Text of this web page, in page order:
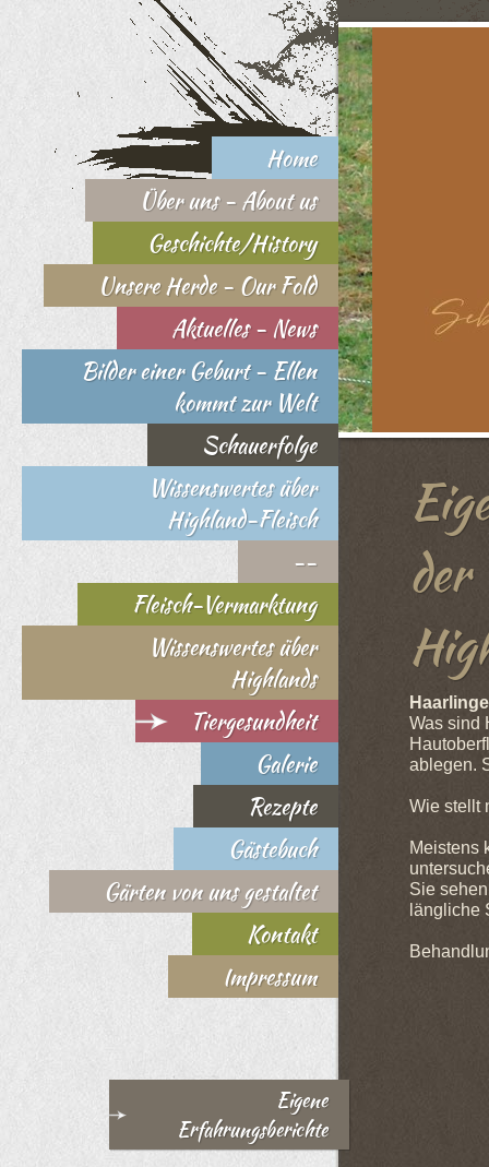
Home
Über uns - About us
Geschichte/History
Unsere Herde - Our Fold
Aktuelles - News
Bilder einer Geburt - Ellen
kommt zur Welt
Schauerfolge
Wissenswertes über
Highland-Fleisch
--
Fleisch-Vermarktung
Wissenswertes über
Highlands
Tiergesundheit
Galerie
Rezepte
Gästebuch
Gärten von uns gestaltet
Kontakt
Impressum
Eigene
Erfahrungsberichte
der
Was sind
ablegen.
Wie stellt
Meistens
Sie
längliche